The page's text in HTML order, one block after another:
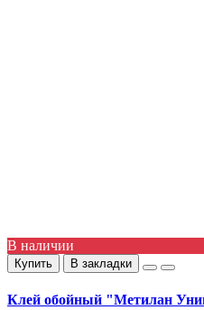
В наличии
Купить В закладки
Клей обойный "Метилан